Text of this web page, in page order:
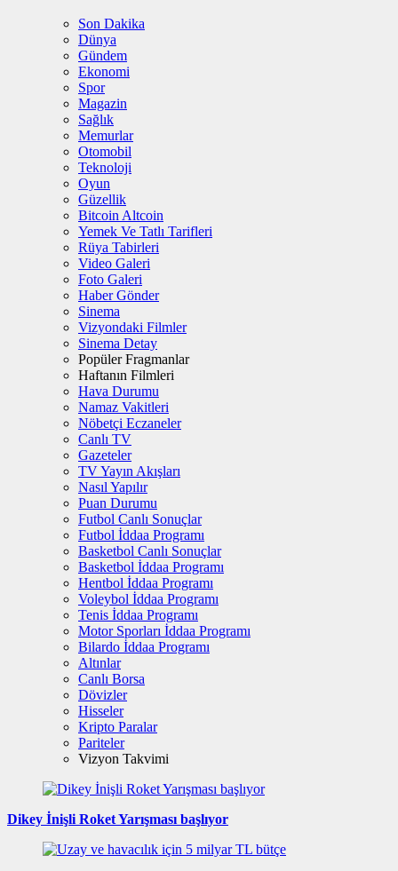
Son Dakika
Dünya
Gündem
Ekonomi
Spor
Magazin
Sağlık
Memurlar
Otomobil
Teknoloji
Oyun
Güzellik
Bitcoin Altcoin
Yemek Ve Tatlı Tarifleri
Rüya Tabirleri
Video Galeri
Foto Galeri
Haber Gönder
Sinema
Vizyondaki Filmler
Sinema Detay
Popüler Fragmanlar
Haftanın Filmleri
Hava Durumu
Namaz Vakitleri
Nöbetçi Eczaneler
Canlı TV
Gazeteler
TV Yayın Akışları
Nasıl Yapılır
Puan Durumu
Futbol Canlı Sonuçlar
Futbol İddaa Programı
Basketbol Canlı Sonuçlar
Basketbol İddaa Programı
Hentbol İddaa Programı
Voleybol İddaa Programı
Tenis İddaa Programı
Motor Sporları İddaa Programı
Bilardo İddaa Programı
Altınlar
Canlı Borsa
Dövizler
Hisseler
Kripto Paralar
Pariteler
Vizyon Takvimi
Dikey İnişli Roket Yarışması başlıyor